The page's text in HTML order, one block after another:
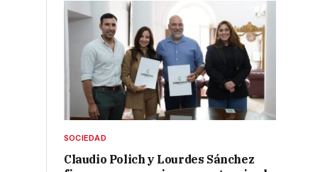
SOCIEDAD
Claudio Polich y Lourdes Sánchez